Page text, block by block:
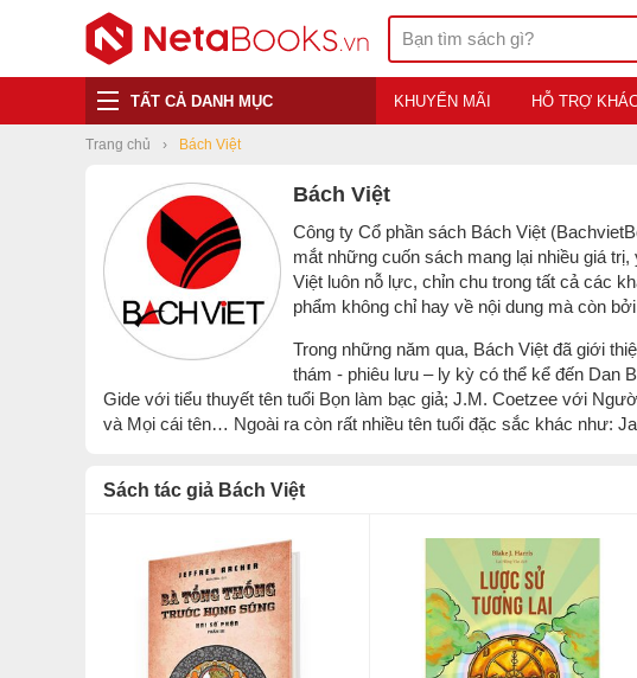
TẤT CẢ DANH MỤC KHUYẾN MÃI HỖ TRỢ
Trang chủ Bách Việt
Bách Việt
Công ty Cổ phần sách Bách Việt
mắt những cuốn sách mang lại nhiều giá
Việt luôn nỗ lực, chỉn chu trong tất cả các
phẩm không chỉ hay về nội dung mà còn
Trong những năm qua, Bách Việt đã giới
thám - phiêu lưu – ly kỳ có thể kể đến Dan
Gide với tiểu thuyết tên tuổi Bọn làm bạc giả; J.M. Coetzee với
và Mọi cái tên… Ngoài ra còn rất nhiều tên tuổi đặc sắc khác như:
Sách tác giả Bách Việt